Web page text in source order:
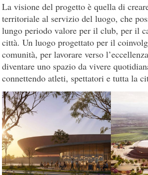
La visione del progetto è quella di
territoriale al servizio del luogo, che
lungo periodo valore per il club, per il
città. Un luogo progettato per il
comunità, per lavorare verso
diventare uno spazio da vivere
connettendo atleti, spettatori e tutta la